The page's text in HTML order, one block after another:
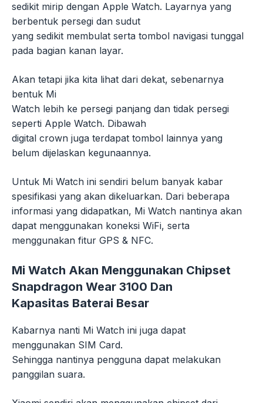
sedikit mirip dengan Apple Watch. Layarnya yang
berbentuk persegi dan sudut
yang sedikit membulat serta tombol navigasi tunggal
pada bagian kanan layar.
Akan tetapi jika kita lihat dari dekat, sebenarnya
bentuk Mi
Watch lebih ke persegi panjang dan tidak persegi
seperti Apple Watch. Dibawah
digital crown juga terdapat tombol lainnya yang
belum dijelaskan kegunaannya.
Untuk Mi Watch ini sendiri belum banyak kabar
spesifikasi yang akan dikeluarkan. Dari beberapa
informasi yang didapatkan, Mi Watch nantinya akan
dapat menggunakan koneksi WiFi, serta
menggunakan fitur GPS & NFC.
Mi Watch Akan Menggunakan Chipset
Snapdragon Wear 3100 Dan
Kapasitas Baterai Besar
Kabarnya nanti Mi Watch ini juga dapat
menggunakan SIM Card.
Sehingga nantinya pengguna dapat melakukan
panggilan suara.